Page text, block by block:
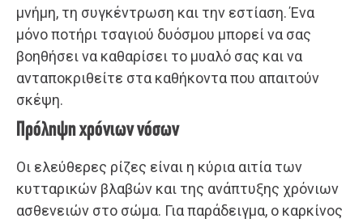
μνήμη, τη συγκέντρωση και την εστίαση. Ένα
μόνο ποτήρι τσαγιού δυόσμου μπορεί να σας
βοηθήσει να καθαρίσει το μυαλό σας και να
ανταποκριθείτε στα καθήκοντα που απαιτούν
σκέψη.
Πρόληψη χρόνιων νόσων
Οι ελεύθερες ρίζες είναι η κύρια αιτία των
κυτταρικών βλαβών και της ανάπτυξης χρόνιων
ασθενειών στο σώμα. Για παράδειγμα, ο καρκίνος